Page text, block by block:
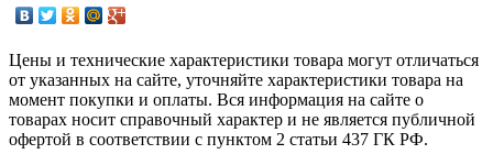
Цены и технические характеристики товара могут отличаться
от указанных на сайте, уточняйте характеристики товара на
момент покупки и оплаты. Вся информация на сайте о
товарах носит справочный характер и не является публичной
офертой в соответствии с пунктом 2 статьи 437 ГК РФ.